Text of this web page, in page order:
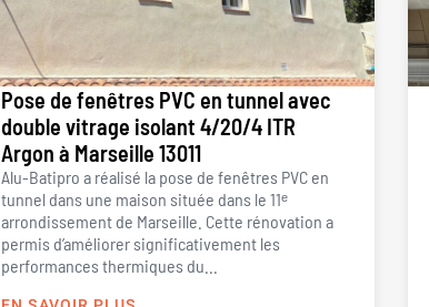
Pose de fenêtres PVC en tunnel avec
double vitrage isolant 4/20/4 ITR
Argon à Marseille 13011
Alu-Batipro a réalisé la pose de fenêtres PVC en
tunnel dans une maison située dans le 11ᵉ
arrondissement de Marseille. Cette rénovation a
permis d’améliorer significativement les
performances thermiques du...